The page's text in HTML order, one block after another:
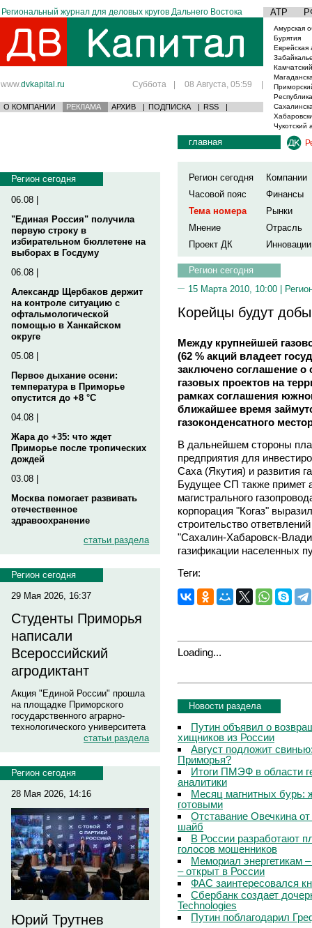
Региональный журнал для деловых кругов Дальнего Востока АТР
www.dvkapital.ru Суббота | 08 Августа, 05:59 |
О КОМПАНИИ РЕКЛАМА АРХИВ | ПОДПИСКА | RSS |
Амурская
Бурятия
Еврейская
Чукотский
Регион сегодня
06.08 |
"Единая Россия" получила
первую строку в
избирательном бюллетене на
выборах в Госдуму
06.08 |
Александр Щербаков держит
на контроле ситуацию с
офтальмологической
помощью в Ханкайском
округе
05.08 |
Первое дыхание осени:
температура в Приморье
опустится до +8 °C
04.08 |
Жара до +35: что ждет
Приморье после тропических
дождей
03.08 |
Москва помогает развивать
отечественное
здравоохранение
статьи раздела
Регион сегодня
29 Мая 2026, 16:37
Студенты Приморья
написали
Всероссийский
агродиктант
Акция "Единой России" прошла
на площадке Приморского
государственного аграрно-
технологического университета
статьи раздела
Регион сегодня
28 Мая 2026, 14:16
Юрий Трутнев
главная
Регион сегодня
Компании
Часовой пояс
Финансы
Тема номера
Рынки
Мнение
Отрасль
Проект ДК
Инновации
Регион сегодня
15 Марта 2010, 10:00 |
Корейцы будут
Между крупнейшей
(62 % акций владеет
заключено соглашение о
газовых проектов на
рамках соглашения
ближайшее время
газоконденсатного
В дальнейшем стороны
предприятия для
Саха (Якутия) и развития
Будущее СП также примет
магистрального
корпорация "Когаз"
строительство
"Сахалин-Хабаровск-
газификации населенных
Теги:
Loading...
Новости раздела
Путин объявил о
хищников из России
Август подложит
Приморья?
Итоги ПМЭФ в области
аналитики
Месяц магнитных бурь:
готовыми
Отставание Овечкина
шайб
В России разработают
голосов мошенников
Мемориал энергетикам
– открыт в России
ФАС заинтересовался
Сбербанк создает
Technologies
Путин поблагодарил